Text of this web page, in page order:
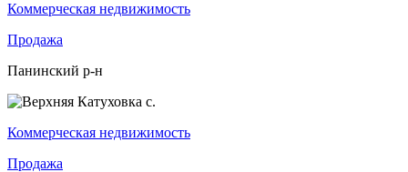
Коммерческая недвижимость
Продажа
Панинский р-н
Коммерческая недвижимость
Продажа